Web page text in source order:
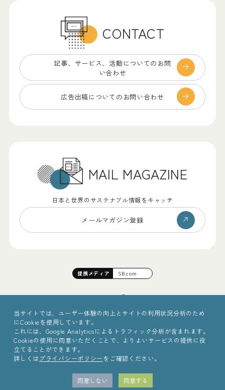
CONTACT
記事、サービス、 活動についてのお問
い合わせ
広告出稿についての お問い合わせ
MAIL MAGAZINE
日本と世界のサステナブル情報をキャッチ
メールマガジン登録
©2025 Sinc Inc.
提携メディア SB.com
当サイトでは、ユーザー体験の向上とサイトの利用状況分析のため
にCookieを使用しています。
これには、Google Analyticsによるトラフィック分析が含まれます。
Cookieの使用に同意いただくことで、よりよいサービスの提供に役
立てることができます。
詳しくはプライバシーポリシー をご確認ください。
同意しない 同意する